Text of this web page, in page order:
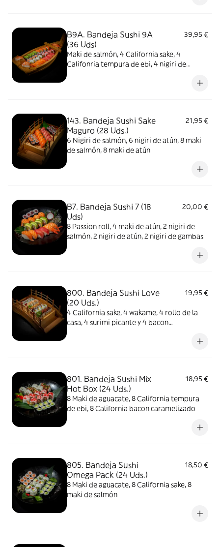
B9A. Bandeja Sushi 9A
(36 Uds)
39,95 €
Maki de salmón, 4 California sake, 4
Califonria tempura de ebi, 4 nigiri de
143. Bandeja Sushi Sake
Maguro (28 Uds.)
21,95 €
6 Nigiri de salmón, 6 nigiri de atún, 8 maki
de salmón, 8 maki de atún
B7. Bandeja Sushi 7 (18
Uds)
20,00 €
8 Passion roll, 4 maki de atún, 2 nigiri de
salmón, 2 nigiri de atún, 2 nigiri de gambas
800. Bandeja Sushi Love
(20 Uds.)
19,95 €
4 California sake, 4 wakame, 4 rollo de la
casa, 4 surimi picante y 4 bacon
801. Bandeja Sushi Mix
Hot Box (24 Uds.)
18,95 €
8 Maki de aguacate, 8 California tempura
de ebi, 8 California bacon caramelizado
805. Bandeja Sushi
Omega Pack (24 Uds.)
18,50 €
8 Maki de aguacate, 8 California sake, 8
maki de salmón